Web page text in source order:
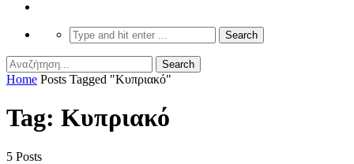
Home Posts Tagged "Κυπριακό"
Tag: Κυπριακό
5 Posts